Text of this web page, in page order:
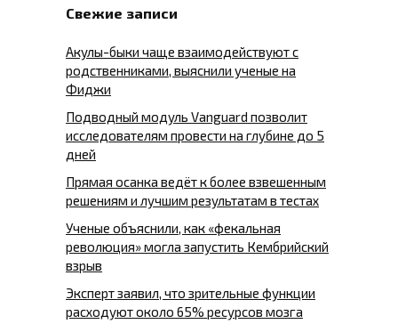
Свежие записи
Акулы-быки чаще взаимодействуют с
родственниками, выяснили ученые на
Фиджи
Подводный модуль Vanguard позволит
исследователям провести на глубине до 5
дней
Прямая осанка ведёт к более взвешенным
решениям и лучшим результатам в тестах
Ученые объяснили, как «фекальная
революция» могла запустить Кембрийский
взрыв
Эксперт заявил, что зрительные функции
расходуют около 65% ресурсов мозга